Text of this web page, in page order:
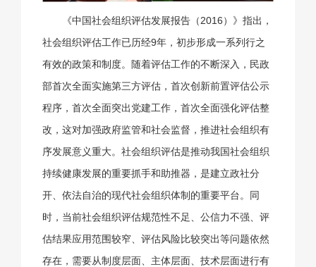
《中国社会组织评估发展报告（2016）》指出，
社会组织评估工作已历经9年，初步形成一系列行之
有效的政策和制度。随着评估工作的不断深入，民政
部首次全面实施第三方评估，首次创新前置评估公示
程序，首次全面突出党建工作，首次全面强化评估整
改，这对加强政府监管和社会监督，推进社会组织有
序发展意义重大。社会组织评估是推动我国社会组织
持续健康发展的重要抓手和助推器，是建立政社分
开、依法自治的现代社会组织体制的重要平台。同
时，当前社会组织评估规范性不足、公信力不强、评
估结果应用范围较窄、评估风险比较突出等问题依然
存在，需要从制度层面、主体层面、技术层面进行有